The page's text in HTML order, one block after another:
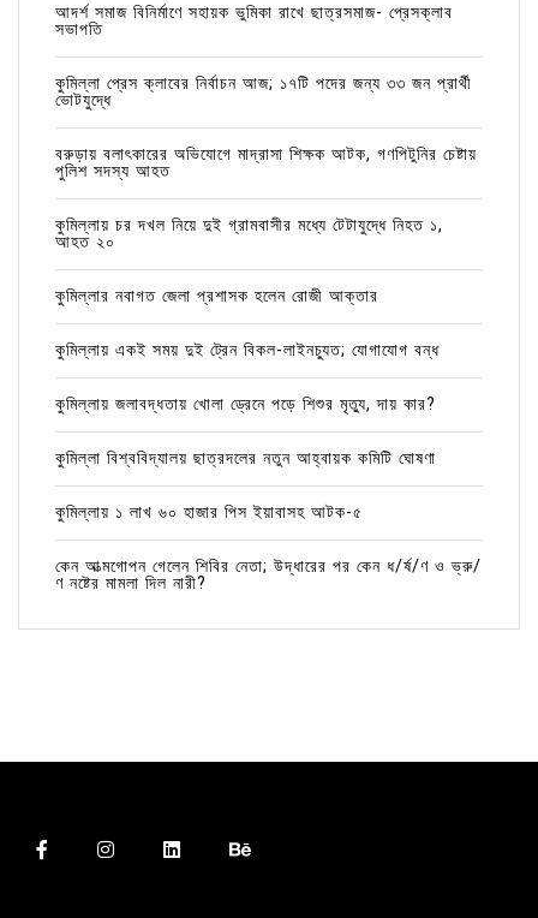
আদর্শ সমাজ বিনির্মাণে সহায়ক ভুমিকা রাখে ছাত্রসমাজ- প্রেসক্লাব
সভাপতি
কুমিল্লা প্রেস ক্লাবের নির্বাচন আজ; ১৭টি পদের জন্য ৩৩ জন প্রার্থী
ভোটযুদ্ধে
বরুড়ায় বলাৎকারের অভিযোগে মাদ্রাসা শিক্ষক আটক, গণপিটুনির চেষ্টায়
পুলিশ সদস্য আহত
কুমিল্লায় চর দখল নিয়ে দুই গ্রামবাসীর মধ্যে টেটাযুদ্ধে নিহত ১,
আহত ২০
কুমিল্লার নবাগত জেলা প্রশাসক হলেন রোজী আক্তার
কুমিল্লায় একই সময় দুই ট্রেন বিকল-লাইনচ্যুত; যোগাযোগ বন্ধ
কুমিল্লায় জলাবদ্ধতায় খোলা ড্রেনে পড়ে শিশুর মৃত্যু, দায় কার?
কুমিল্লা বিশ্ববিদ্যালয় ছাত্রদলের নতুন আহ্বায়ক কমিটি ঘোষণা
কুমিল্লায় ১ লাখ ৬০ হাজার পিস ইয়াবাসহ আটক-৫
কেন আত্মগোপন গেলেন শিবির নেতা; উদ্ধারের পর কেন ধ/র্ষ/ণ ও ভ্রু/
ণ নষ্টের মামলা দিল নারী?